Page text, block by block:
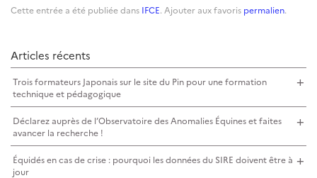
Cette entrée a été publiée dans IFCE. Ajouter aux favoris permalien.
Articles récents
Trois formateurs Japonais sur le site du Pin pour une formation
technique et pédagogique
Déclarez auprès de l’Observatoire des Anomalies Équines et faites
avancer la recherche !
Équidés en cas de crise : pourquoi les données du SIRE doivent être à
jour